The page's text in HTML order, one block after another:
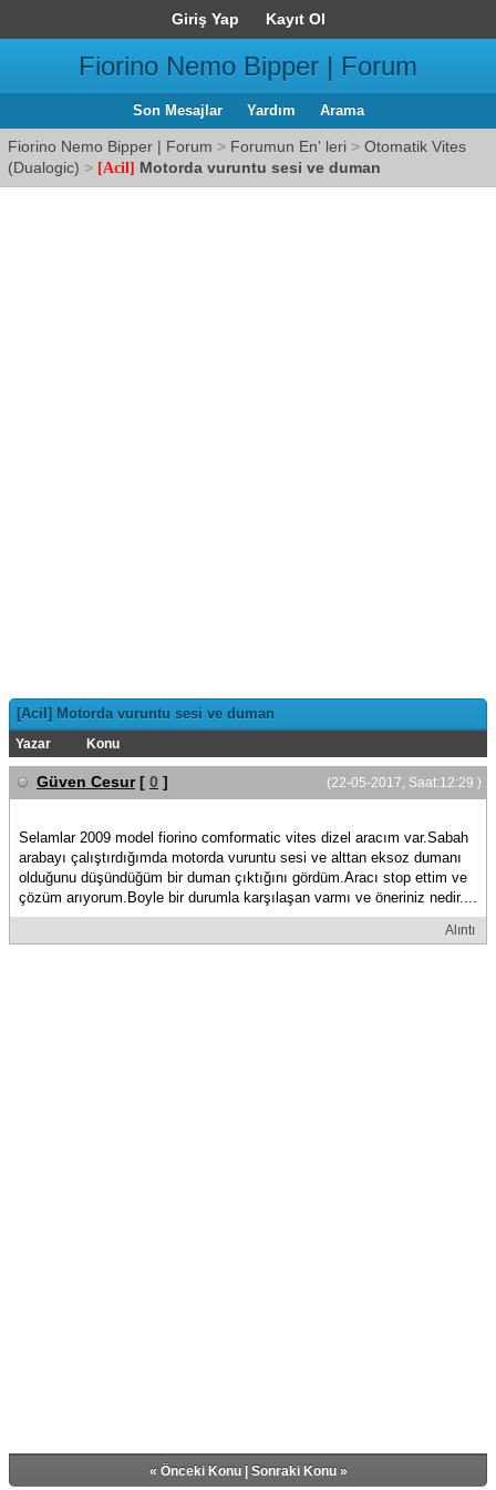
Giriş Yap Kayıt Ol
Fiorino Nemo Bipper | Forum
Son Mesajlar Yardım Arama
Fiorino Nemo Bipper | Forum > Forumun En' leri > Otomatik Vites
(Dualogic) > [Acil] Motorda vuruntu sesi ve duman
[Acil] Motorda vuruntu sesi ve duman
Yazar Konu
(22-05-2017, Saat:12:29 )
Güven Cesur [ 0 ]
Selamlar 2009 model fiorino comformatic vites dizel aracım var.Sabah
arabayı çalıştırdığımda motorda vuruntu sesi ve alttan eksoz dumanı
olduğunu düşündüğüm bir duman çıktığını gördüm.Aracı stop ettim ve
çözüm arıyorum.Boyle bir durumla karşılaşan varmı ve öneriniz nedir....
Alıntı
« Önceki Konu| Sonraki Konu»